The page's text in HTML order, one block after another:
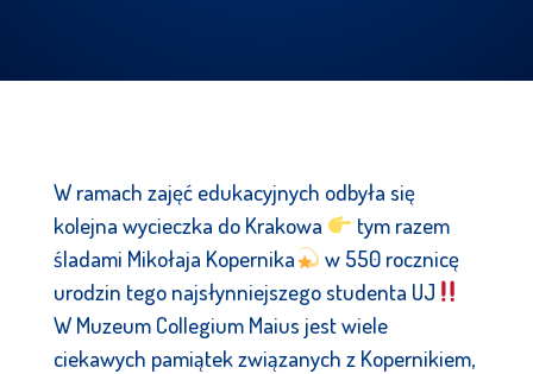
W ramach zajęć edukacyjnych odbyła się
kolejna wycieczka do Krakowa
tym razem
śladami Mikołaja Kopernika
w 550 rocznicę
urodzin tego najsłynniejszego studenta UJ
W Muzeum Collegium Maius jest wiele
ciekawych pamiątek związanych z Kopernikiem,